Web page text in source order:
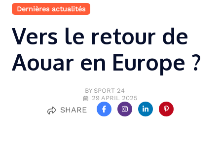
Dernières actualités
Vers le retour de
Aouar en Europe ?
BY SPORT 24
29 APRIL 2025
SHARE